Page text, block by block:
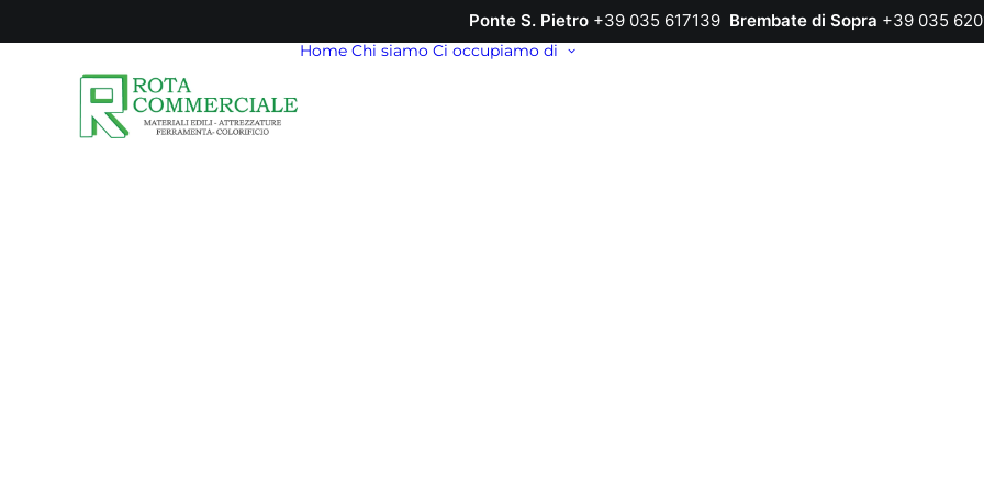
Ponte S. Pietro +39 035 617139 Brembate di Sopra +39 035
Home Chi siamo Ci occupiamo di